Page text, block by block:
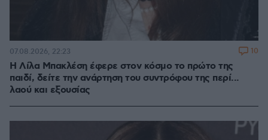
Η Λίλα Μπακλέση έφερε στον κόσμο το πρώτο της
παιδί, δείτε την ανάρτηση του συντρόφου της περί...
λαού και εξουσίας
07.08.2026, 22:23 10